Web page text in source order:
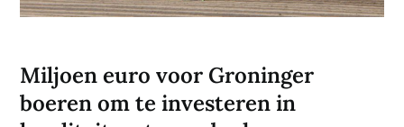
Miljoen euro voor Groninger
boeren om te investeren in